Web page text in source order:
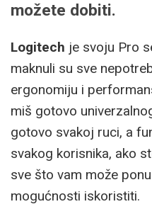
možete dobiti.
Logitech je svoju Pro
maknuli su sve
ergonomiju i
miš gotovo
gotovo svakoj ruci, a
svakog korisnika, ako
sve što vam može
mogućnosti iskoristiti.